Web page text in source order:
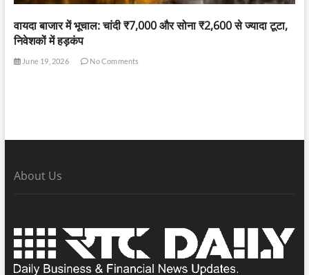
वायदा बाजार में भूचाल: चांदी ₹7,000 और सोना ₹2,600 से ज्यादा टूटा,
निवेशकों में हड़कंप
June 19, 2026 No Comments
About Us